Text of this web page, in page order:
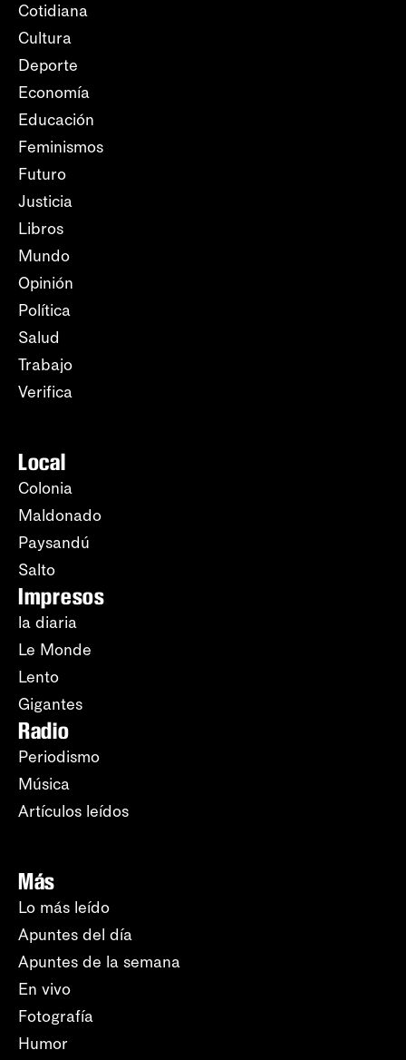
Cotidiana
Cultura
Deporte
Economía
Educación
Feminismos
Futuro
Justicia
Libros
Mundo
Opinión
Política
Salud
Trabajo
Verifica
Local
Colonia
Maldonado
Paysandú
Salto
Impresos
la diaria
Le Monde
Lento
Gigantes
Radio
Periodismo
Música
Artículos leídos
Más
Lo más leído
Apuntes del día
Apuntes de la semana
En vivo
Fotografía
Humor